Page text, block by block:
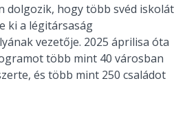
dolgozik, hogy több svéd iskolát
ki a légitársaság
vezetője. 2025 áprilisa óta
több mint 40 városban
és több mint 250 családot